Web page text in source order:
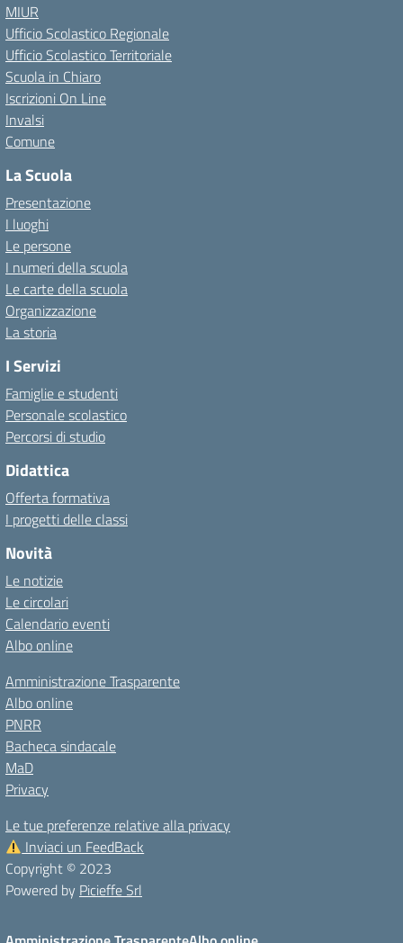
MIUR
Ufficio Scolastico Regionale
Ufficio Scolastico Territoriale
Scuola in Chiaro
Iscrizioni On Line
Invalsi
Comune
La Scuola
Presentazione
I luoghi
Le persone
I numeri della scuola
Le carte della scuola
Organizzazione
La storia
I Servizi
Famiglie e studenti
Personale scolastico
Percorsi di studio
Didattica
Offerta formativa
I progetti delle classi
Novità
Le notizie
Le circolari
Calendario eventi
Albo online
Amministrazione Trasparente
Albo online
PNRR
Bacheca sindacale
MaD
Privacy
Le tue preferenze relative alla privacy
Inviaci un FeedBack
Copyright © 2023
Powered by Picieffe Srl